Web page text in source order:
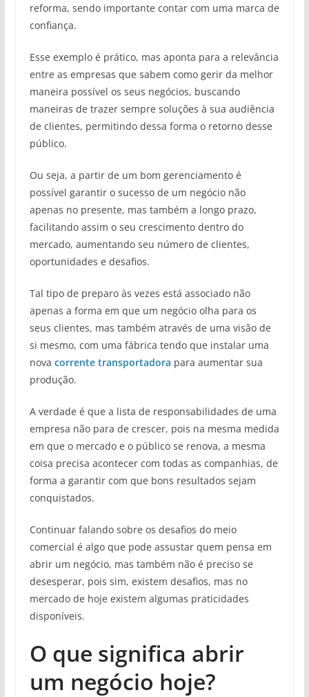
reforma, sendo importante contar com uma marca de
confiança.
Esse exemplo é prático, mas aponta para a relevância
entre as empresas que sabem como gerir da melhor
maneira possível os seus negócios, buscando
maneiras de trazer sempre soluções à sua audiência
de clientes, permitindo dessa forma o retorno desse
público.
Ou seja, a partir de um bom gerenciamento é
possível garantir o sucesso de um negócio não
apenas no presente, mas também a longo prazo,
facilitando assim o seu crescimento dentro do
mercado, aumentando seu número de clientes,
oportunidades e desafios.
Tal tipo de preparo às vezes está associado não
apenas a forma em que um negócio olha para os
seus clientes, mas também através de uma visão de
si mesmo, com uma fábrica tendo que instalar uma
nova corrente transportadora para aumentar sua
produção.
A verdade é que a lista de responsabilidades de uma
empresa não para de crescer, pois na mesma medida
em que o mercado e o público se renova, a mesma
coisa precisa acontecer com todas as companhias, de
forma a garantir com que bons resultados sejam
conquistados.
Continuar falando sobre os desafios do meio
comercial é algo que pode assustar quem pensa em
abrir um negócio, mas também não é preciso se
desesperar, pois sim, existem desafios, mas no
mercado de hoje existem algumas praticidades
disponíveis.
O que significa abrir
um negócio hoje?